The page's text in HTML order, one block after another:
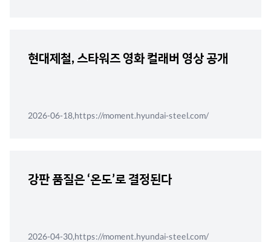
현대제철, 스타워즈 영화 컬래버 영상 공개
2026-06-18,https://moment.hyundai-steel.com/
강판 품질은 ‘온도’로 결정된다
2026-04-30,https://moment.hyundai-steel.com/